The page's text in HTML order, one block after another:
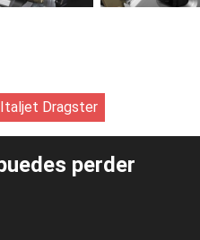
Italjet Dragster
perder